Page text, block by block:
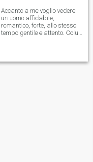
Accanto a me voglio vedere
un uomo affidabile,
romantico, forte, allo stesso
tempo gentile e attento. Colui
ma allo stesso tempo,